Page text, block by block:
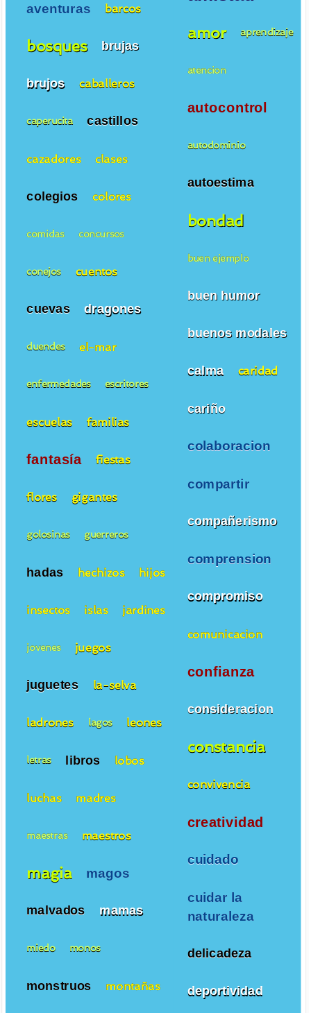
amor aprendizaje
atencion
autocontrol
autodominio
autoestima
bondad
buen ejemplo
buen humor
buenos modales
calma caridad
cariño
colaboracion
compartir
compañerismo
comprension
compromiso
comunicacion
confianza
consideracion
constancia
convivencia
creatividad
cuidado
cuidar la
naturaleza
delicadeza
deportividad
aventuras barcos
bosques brujas
brujos caballeros
caperucita castillos
cazadores clases
colegios colores
comidas concursos
conejos cuentos
cuevas dragones
duendes el-mar
enfermedades escritores
escuelas familias
fantasía fiestas
flores gigantes
golosinas guerreros
hadas hechizos hijos
insectos islas jardines
jovenes juegos
juguetes la-selva
ladrones lagos leones
letras libros lobos
luchas madres
maestras maestros
magia magos
malvados mamas
miedo monos
monstruos montañas